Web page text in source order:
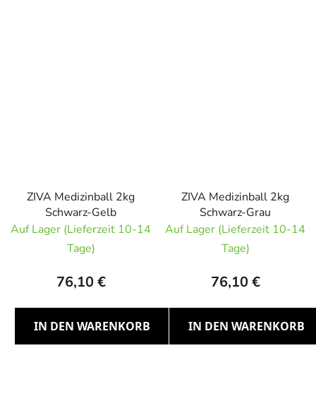
ZIVA Medizinball 2kg
Schwarz-Gelb
Auf Lager (Lieferzeit 10-14
Tage)
76,10 €
IN DEN WARENKORB
ZIVA Medizinball 2kg
Schwarz-Grau
Auf Lager (Lieferzeit 10-14
Tage)
76,10 €
IN DEN WARENKORB